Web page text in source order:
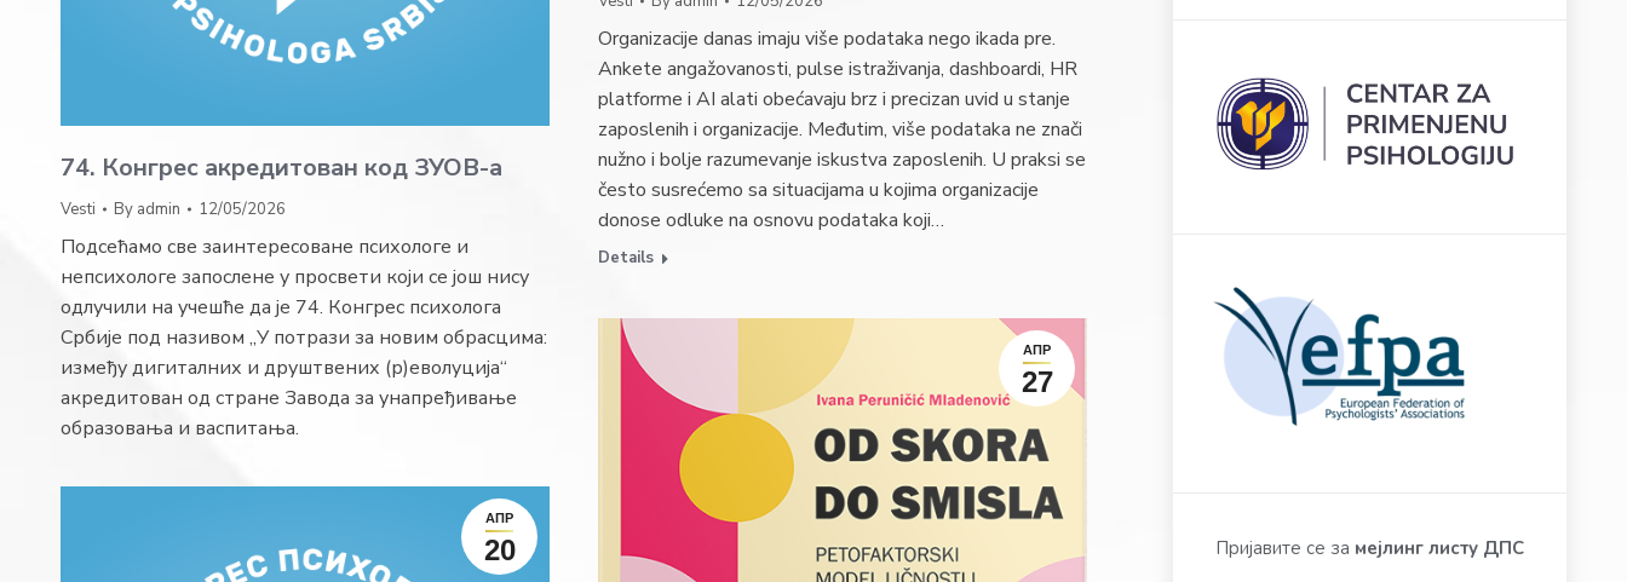
74. Конгрес акредитован код ЗУОВ-а
Vesti By admin 12/05/2026
Подсећамо све заинтересоване психологе и
непсихологе запослене у просвети који се још нису
одлучили на учешће да је 74. Конгрес психолога
Србије под називом „У потрази за новим обрасцима:
између дигиталних и друштвених (р)еволуција“
акредитован од стране Завода за унапређивање
образовања и васпитања.
Organizacije danas imaju više podataka nego ikada pre.
Ankete angažovanosti, pulse istraživanja, dashboardi, HR
platforme i AI alati obećavaju brz i precizan uvid u stanje
zaposlenih i organizacije. Međutim, više podataka ne znači
nužno i bolje razumevanje iskustva zaposlenih. U praksi se
često susrećemo sa situacijama u kojima organizacije
donose odluke na osnovu podataka koji…
Details
АПР
27
АПР
20 Пријавите се за мејлинг листу ДПС